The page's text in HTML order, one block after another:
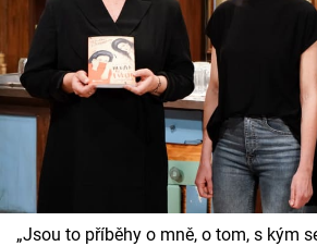
„Jsou to příběhy o mně, o tom, s kým